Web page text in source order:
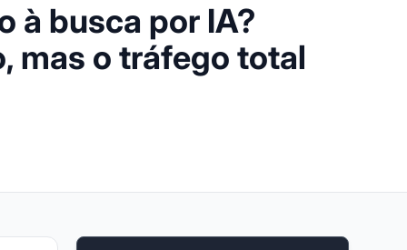
à busca por IA?
mas o tráfego total